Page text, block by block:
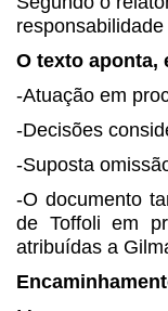
O texto aponta,
-Atuação em
-Decisões
-Suposta
-O documento
de Toffoli em
atribuídas a